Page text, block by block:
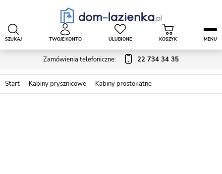
Zamówienia telefoniczne: 22 734 34 35
SZUKAJ TWOJE KONTO ULUBIONE KOSZYK MENU
Start Kabiny prysznicowe Kabiny prostokątne